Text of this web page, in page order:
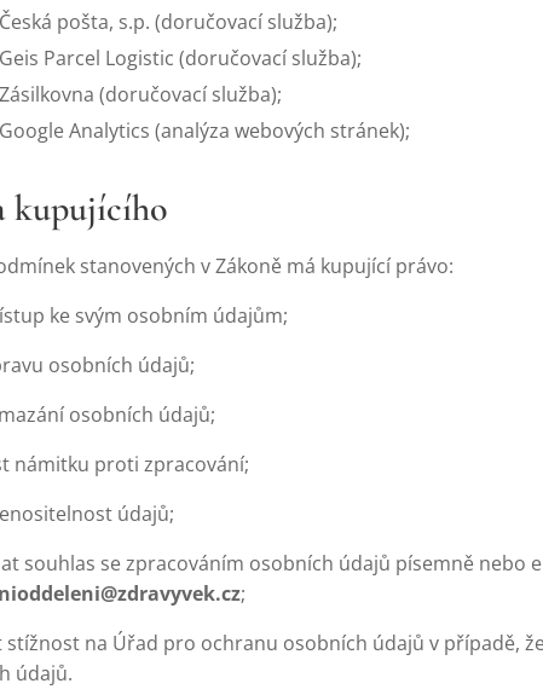
Česká pošta, s.p. (doručovací služba);
Geis Parcel Logistic (doručovací služba);
Zásilkovna (doručovací služba);
Google Analytics (analýza webových stránek);
kupujícího
stanovených v Zákoně má kupující právo:
ke svým osobním údajům;
osobních údajů;
osobních údajů;
námitku proti zpracování;
údajů;
souhlas se zpracováním osobních údajů písemně nebo
;
stížnost na Úřad pro ochranu osobních údajů v případě,
údajů.